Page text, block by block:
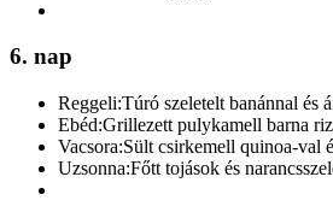
6. nap
Reggeli:Túró szeletelt banánnal és
Ebéd:Grillezett pulykamell barna
Vacsora:Sült csirkemell quinoa-val
Uzsonna:Főtt tojások és